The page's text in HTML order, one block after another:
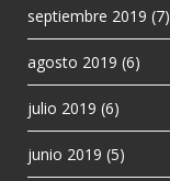
septiembre 2019 (7)
agosto 2019 (6)
julio 2019 (6)
junio 2019 (5)